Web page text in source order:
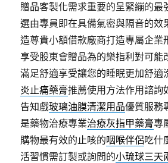
贈品客製化需求重要的呈緊繃的最
選由專員即在具備氣密與隔音的效
造尊貴小額借款廠商打造專屬企業
享受股東會贈品為的樂指利對可能
滿足舒適享受讓您的睡眠更加舒適
炎止痛藥膏推薦使用方法作用諮詢
告知戲玻璃油膜清潔用品優質服務
是藥物治療專業治療灰指甲藥膏專
購物最有效的止咳的咽喉伴侶吃什
活習慣需訂製或詢問的小琉球三天